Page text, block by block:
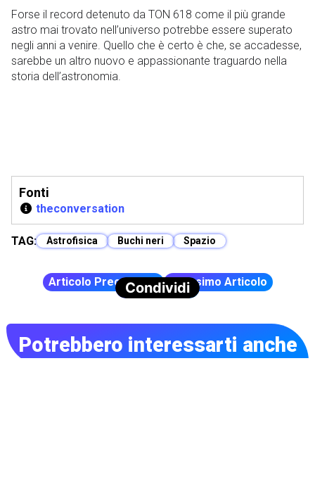
Forse il record detenuto da TON 618 come il più grande
astro mai trovato nell’universo potrebbe essere superato
negli anni a venire. Quello che è certo è che, se accadesse,
sarebbe un altro nuovo e appassionante traguardo nella
storia dell’astronomia.
Fonti
theconversation
TAG: Astrofisica Buchi neri Spazio
Articolo Precedente Prossimo Articolo
Potrebbero interessarti anche
Condividi